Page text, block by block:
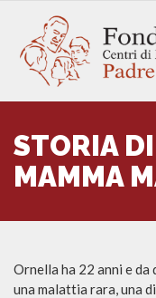
STORIA
MAMMA
Ornella ha 22 anni e da
una malattia rara, una